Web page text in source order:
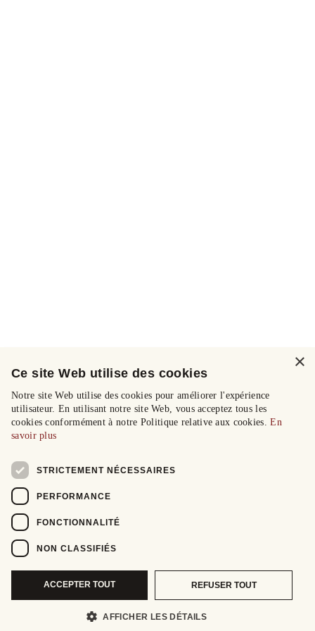
×
Ce site Web utilise des cookies
Notre site Web utilise des cookies pour améliorer l'expérience
utilisateur. En utilisant notre site Web, vous acceptez tous les
cookies conformément à notre Politique relative aux cookies.En
savoir plus
STRICTEMENT NÉCESSAIRES
PERFORMANCE
FONCTIONNALITÉ
NON CLASSIFIÉS
ACCEPTER TOUT REFUSER TOUT
AFFICHER LES DÉTAILS